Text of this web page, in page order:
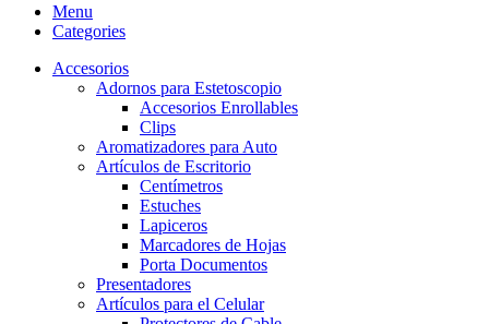
Menu
Categories
Accesorios
Adornos para Estetoscopio
Accesorios Enrollables
Clips
Aromatizadores para Auto
Artículos de Escritorio
Centímetros
Estuches
Lapiceros
Marcadores de Hojas
Porta Documentos
Presentadores
Artículos para el Celular